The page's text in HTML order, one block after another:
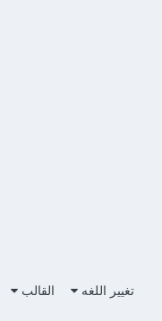
تغيير اللغه القالب